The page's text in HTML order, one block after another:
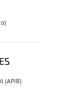
(APIB)